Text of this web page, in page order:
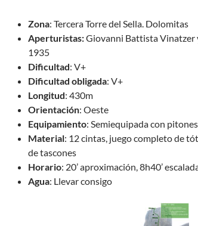
Zona: Tercera Torre del Sella. Dolomitas
Aperturistas:Giovanni Battista Vinatzer
1935
Dificultad: V+
Dificultad obligada: V+
Longitud: 430m
Orientación: Oeste
Equipamiento: Semiequipada con
Material: 12 cintas, juego completo de
de tascones
Horario: 20’ aproximación, 8h40’
Agua: Llevar consigo